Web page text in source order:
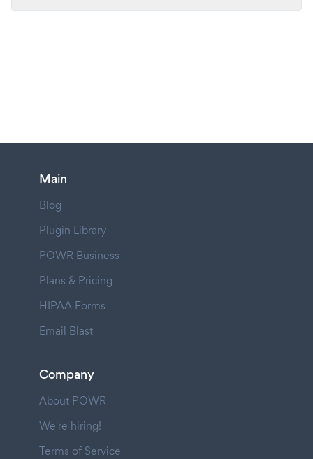
Main
Blog
Plugin Library
POWR Business
Plans & Pricing
HIPAA Forms
Email Blast
Company
About POWR
We're hiring!
Terms of Service